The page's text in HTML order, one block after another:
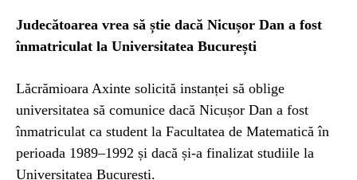
Judecătoarea vrea să știe dacă Nicușor Dan a fost
înmatriculat la Universitatea București
Lăcrămioara Axinte solicită instanței să oblige
universitatea să comunice dacă Nicușor Dan a fost
înmatriculat ca student la Facultatea de Matematică în
perioada 1989–1992 și dacă și-a finalizat studiile la
Universitatea București.